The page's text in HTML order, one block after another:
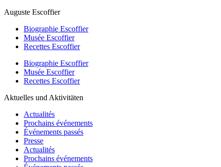
Auguste Escoffier
Biographie Escoffier
Musée Escoffier
Recettes Escoffier
Biographie Escoffier
Musée Escoffier
Recettes Escoffier
Aktuelles und Aktivitäten
Actualités
Prochains événements
Événements passés
Presse
Actualités
Prochains événements